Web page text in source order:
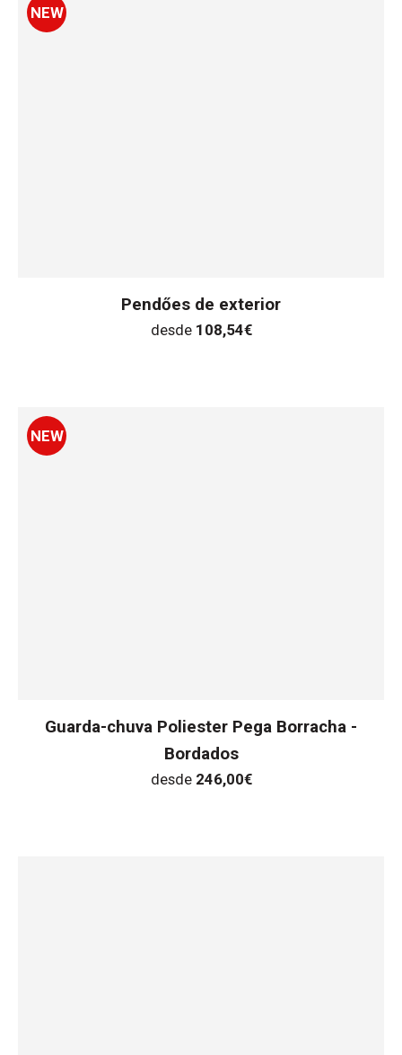
NEW
Pendőes de exterior
desde 108,54€
NEW
Guarda-chuva Poliester Pega Borracha -
Bordados
desde 246,00€